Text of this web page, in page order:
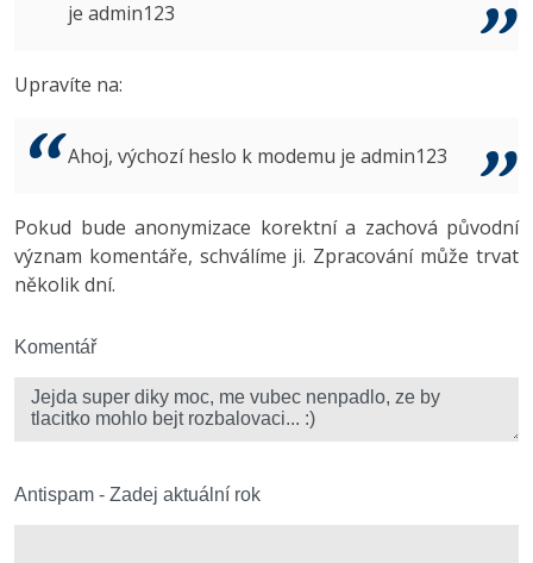
Best practices
Copywriter
WordPress specialista
VB.NET
Algoritmy -41%
Umělá inteligence (AI) -10%
Fórum
Copywriting
Windows
Kybernetická bezpečnost
Inkscape
Fórum
je admin123
Upravíte na:
Ahoj, výchozí heslo k modemu je admin123
Pokud bude anonymizace korektní a zachová původní
význam komentáře, schválíme ji. Zpracování může trvat
několik dní.
Komentář
Antispam - Zadej aktuální rok